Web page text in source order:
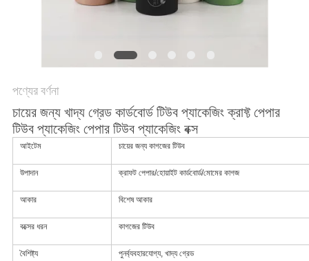
পণ্যের বর্ণনা
চায়ের জন্য খাদ্য গ্রেড কার্ডবোর্ড টিউব প্যাকেজিং ক্রাফ্ট পেপার
টিউব প্যাকেজিং পেপার টিউব প্যাকেজিং বক্স
আইটেম চায়ের জন্য কাগজের টিউব
উপাদান ক্রাফট পেপার/হোয়াইট কার্ডবোর্ড/মোমের কাগজ
আকার বিশেষ আকার
বক্সের ধরন কাগজের টিউব
বৈশিষ্ট্য পুনর্ব্যবহারযোগ্য, খাদ্য গ্রেড